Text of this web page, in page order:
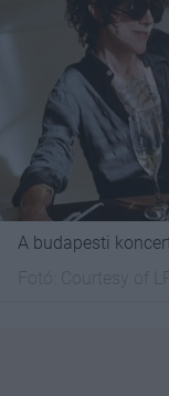
A budapesti